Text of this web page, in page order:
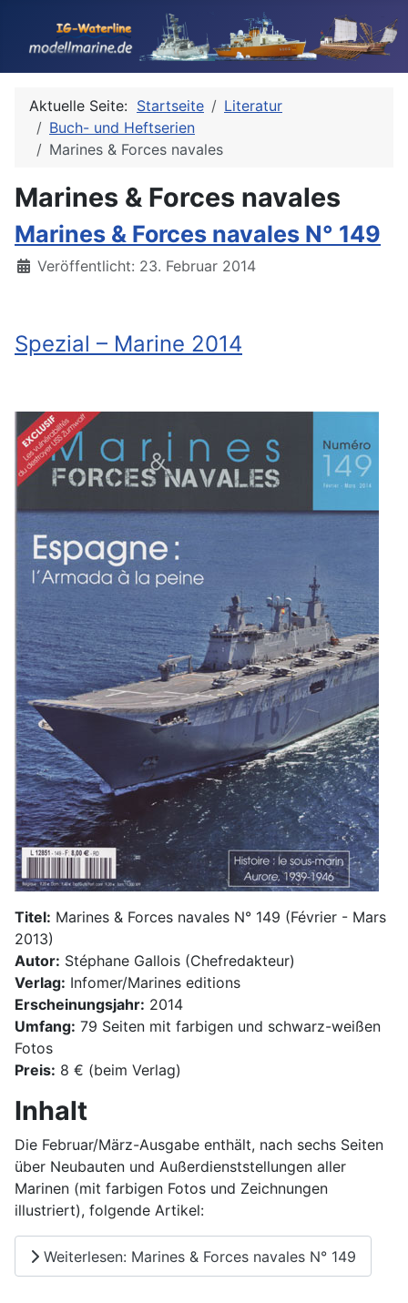
Aktuelle Seite: Startseite
Literatur
Buch- und Heftserien
Marines & Forces navales
Marines & Forces navales
Marines & Forces navales N° 149
Details
Veröffentlicht: 23. Februar 2014
Spezial – Marine 2014
Titel: Marines & Forces navales N° 149 (Février - Mars
2013)
Autor: Stéphane Gallois (Chefredakteur)
Verlag: Infomer/Marines editions
Erscheinungsjahr: 2014
Umfang: 79 Seiten mit farbigen und schwarz-weißen
Fotos
Preis: 8 € (beim Verlag)
Inhalt
Die Februar/März-Ausgabe enthält, nach sechs Seiten
über Neubauten und Außerdienststellungen aller
Marinen (mit farbigen Fotos und Zeichnungen
illustriert), folgende Artikel:
Weiterlesen: Marines & Forces navales N° 149